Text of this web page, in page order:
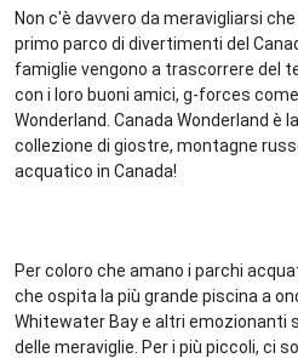
Non c'è davvero da meravigliarsi
primo parco di divertimenti del
famiglie vengono a trascorrere del
con i loro buoni amici, g-forces
Wonderland. Canada Wonderland è
collezione di giostre, montagne
acquatico in Canada!
Per coloro che amano i parchi
che ospita la più grande piscina a
Whitewater Bay e altri emozionanti
delle meraviglie. Per i più piccoli, ci